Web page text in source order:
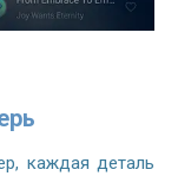
каждая деталь